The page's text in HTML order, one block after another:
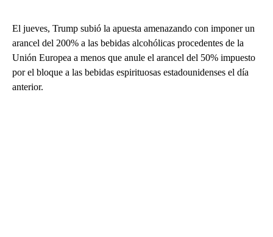
El jueves, Trump subió la apuesta amenazando con imponer un
arancel del 200% a las bebidas alcohólicas procedentes de la
Unión Europea a menos que anule el arancel del 50% impuesto
por el bloque a las bebidas espirituosas estadounidenses el día
anterior.